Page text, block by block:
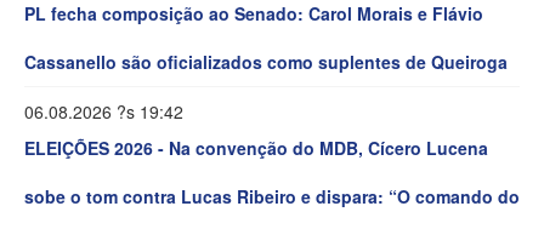
PL fecha composição ao Senado: Carol Morais e Flávio
Cassanello são oficializados como suplentes de Queiroga
06.08.2026 ?s 19:42
ELEIÇÕES 2026 - Na convenção do MDB, Cícero Lucena
sobe o tom contra Lucas Ribeiro e dispara: “O comando do